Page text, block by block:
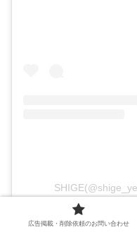
広告掲載・削除依頼のお問い合わせ